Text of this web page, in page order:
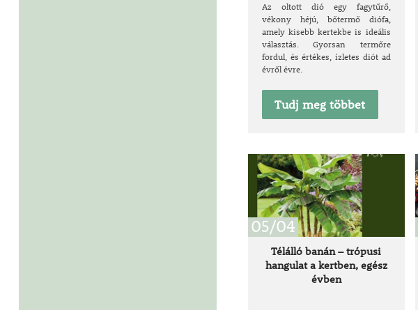
Az oltott dió egy fagytűrő,
vékony héjú, bőtermő diófa,
amely kisebb kertekbe is ideális
választás. Gyorsan termőre
fordul, és értékes, ízletes diót ad
évről évre.
Tudj meg többet
05/04
Télálló banán – trópusi
hangulat a kertben, egész
évben